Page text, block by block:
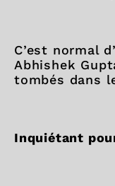
C’est normal
Abhishek
tombés dans
Inquiétant